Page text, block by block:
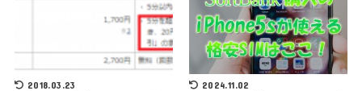
2018.03.23 2024.11.02